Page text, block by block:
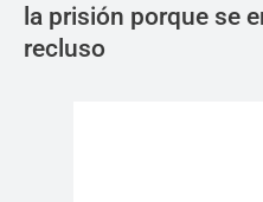
la prisión porque se
recluso